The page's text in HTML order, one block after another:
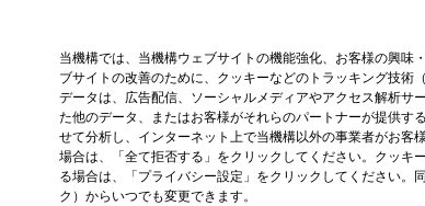
当機構では、当機構ウェブサイトの機能強化、お客様の興
ブサイトの改善のために、クッキーなどのトラッキング技
データは、広告配信、ソーシャルメディアやアクセス解析サ
た他のデータ、またはお客様がそれらのパートナーが提供す
せて分析し、インターネット上で当機構以外の事業者がお客
場合は、「全て拒否する」をクリックしてください。クッキ
る場合は、「プライバシー設定」をクリックしてください。
ク）からいつでも変更できます。